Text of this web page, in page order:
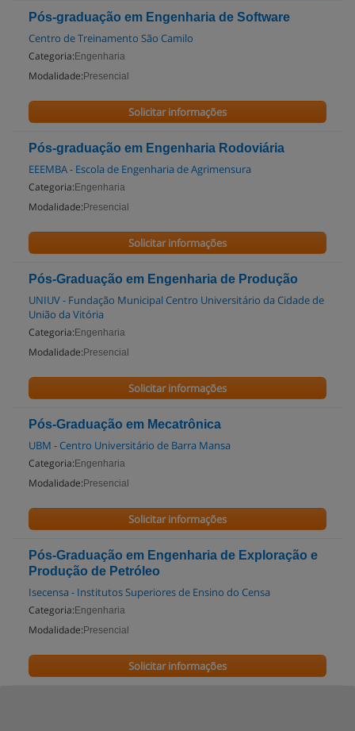
Pós-graduação em Engenharia de Software
Centro de Treinamento São Camilo
Categoria: Engenharia
Modalidade: Presencial
Solicitar informações
Pós-graduação em Engenharia Rodoviária
EEEMBA - Escola de Engenharia de Agrimensura
Categoria: Engenharia
Modalidade: Presencial
Solicitar informações
Pós-Graduação em Engenharia de Produção
UNIUV - Fundação Municipal Centro Universitário da Cidade de
União da Vitória
Categoria: Engenharia
Modalidade: Presencial
Solicitar informações
Pós-Graduação em Mecatrônica
UBM - Centro Universitário de Barra Mansa
Categoria: Engenharia
Modalidade: Presencial
Solicitar informações
Pós-Graduação em Engenharia de Exploração e
Produção de Petróleo
Isecensa - Institutos Superiores de Ensino do Censa
Categoria: Engenharia
Modalidade: Presencial
Solicitar informações